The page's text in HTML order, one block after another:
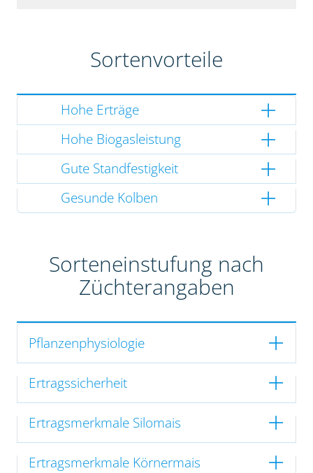
Sortenvorteile
Hohe Erträge
Hohe Biogasleistung
Gute Standfestigkeit
Gesunde Kolben
Sorteneinstufung nach
Züchterangaben
Pflanzenphysiologie
Ertragssicherheit
Ertragsmerkmale Silomais
Ertragsmerkmale Körnermais